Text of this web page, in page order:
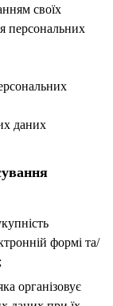
своїх
персональних
даних
формі та/
організовує